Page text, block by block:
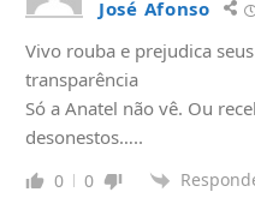
José Afonso
Vivo rouba e prejudica
transparência
Só a Anatel não vê. Ou
desonestos…..
0 0